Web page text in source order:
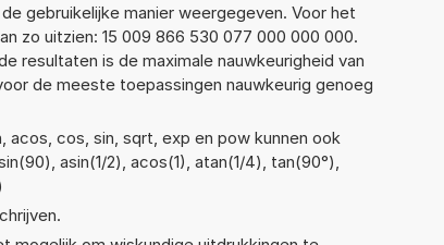
gebruikelijke manier weergegeven. Voor het
zo uitzien: 15 009 866 530 077 000 000 000.
resultaten is de maximale nauwkeurigheid van
de meeste toepassingen nauwkeurig genoeg
acos, cos, sin, sqrt, exp en pow kunnen ook
asin(1/2), acos(1), atan(1/4), tan(90°),